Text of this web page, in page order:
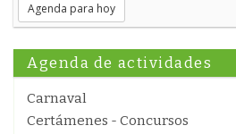
Agenda para hoy
Agenda de actividades
Carnaval
Certámenes - Concursos